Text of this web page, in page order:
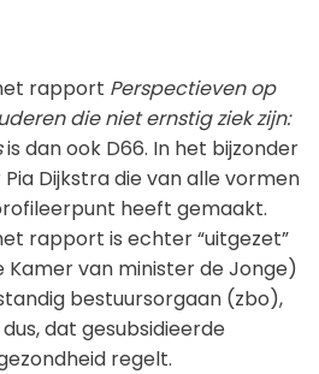
rapport Perspectieven op
die niet ernstig ziek zijn:
is dan ook D66. In het bijzonder
Dijkstra die van alle vormen
heeft gemaakt.
rapport is echter “uitgezet”
Kamer van minister de Jonge)
bestuursorgaan (zbo),
dat gesubsidieerde
regelt.